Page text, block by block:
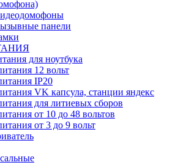
панели
для ноутбука
12 вольт
IP20
VK капсула, станции яндекс
для литиевых сборов
от 10 до 48 вольтов
от 3 до 9 вольт